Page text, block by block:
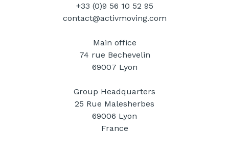
+33 (0)9 56 10 52 95
contact@activmoving.com
Main office
74 rue Bechevelin
69007 Lyon
Group Headquarters
25 Rue Malesherbes
69006 Lyon
France